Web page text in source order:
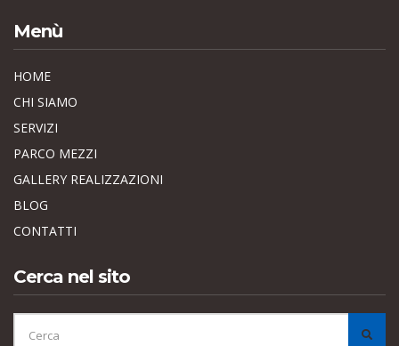
Menù
HOME
CHI SIAMO
SERVIZI
PARCO MEZZI
GALLERY REALIZZAZIONI
BLOG
CONTATTI
Cerca nel sito
CERCA
PER: